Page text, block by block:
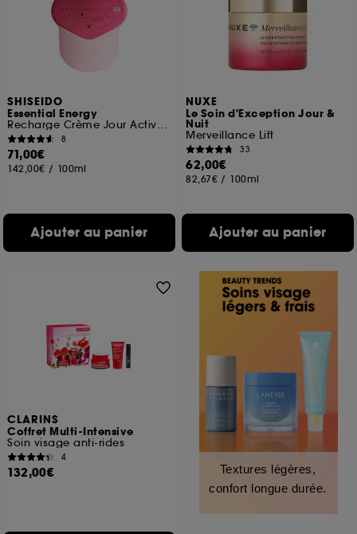
SHISEIDO
Essential Energy
Recharge Crème Jour Activatrice d'Hydratation SPF20
8
71,00€
142,00€ / 100ml
Ajouter au panier
NUXE
Le Soin d'Exception Jour &
Nuit
Merveillance Lift
33
62,00€
82,67€ / 100ml
Ajouter au panier
CLARINS
Coffret Multi-Intensive
Soin visage anti-rides
4
132,00€
Textures légères,
confort longue durée.